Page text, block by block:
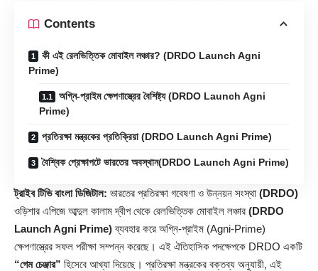
Contents
কী এই রেলভিত্তিক মোবাইল লঞ্চার? (DRDO Launch Agni
Prime)
অগ্নি-প্রাইম ক্ষেপণাস্ত্রের বৈশিষ্ট্য (DRDO Launch Agni
Prime)
প্রতিরক্ষা মন্ত্রকের প্রতিক্রিয়া (DRDO Launch Agni Prime)
বৈশ্বিক প্রেক্ষাপটে ভারতের অবস্থান(DRDO Launch Agni Prime)
ট্রাইব টিভি বাংলা ডিজিটাল: ভারতের প্রতিরক্ষা গবেষণা ও উন্নয়ন সংস্থা (DRDO)
ওড়িশার এপিজে আব্দুল কালাম দ্বীপ থেকে রেলভিত্তিক মোবাইল লঞ্চার (DRDO
Launch Agni Prime)ব্যবহার করে অগ্নি-প্রাইম (Agni-Prime)
ক্ষেপণাস্ত্রের সফল পরীক্ষা সম্পন্ন করেছে। এই ঐতিহাসিক পদক্ষেপকে DRDO একটি
“গেম চেঞ্জার” হিসেবে আখ্যা দিয়েছে। প্রতিরক্ষা মন্ত্রকের বক্তব্য অনুযায়ী, এই